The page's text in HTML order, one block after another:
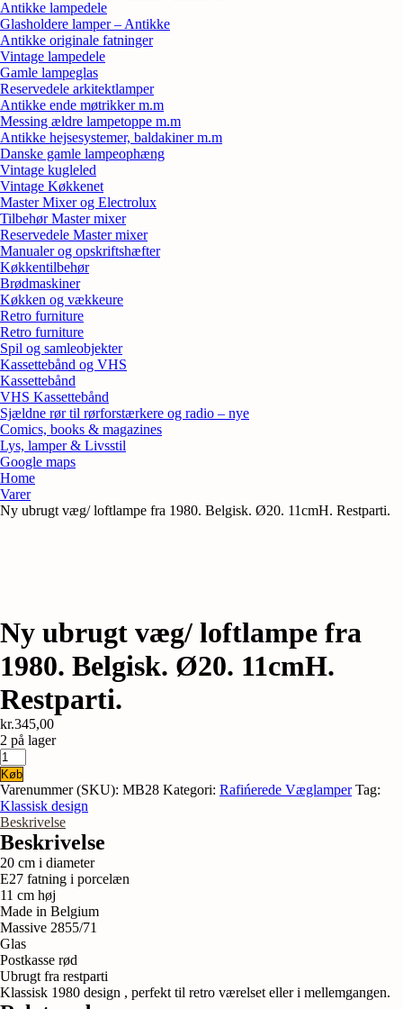
Antikke lampedele
Glasholdere lamper – Antikke
Antikke originale fatninger
Vintage lampedele
Gamle lampeglas
Reservedele arkitektlamper
Antikke ende møtrikker m.m
Messing ældre lampetoppe m.m
Antikke hejsesystemer, baldakiner m.m
Danske gamle lampeophæng
Vintage kugleled
Vintage Køkkenet
Master Mixer og Electrolux
Tilbehør Master mixer
Reservedele Master mixer
Manualer og opskriftshæfter
Køkkentilbehør
Brødmaskiner
Køkken og vækkeure
Retro furniture
Retro furniture
Spil og samleobjekter
Kassettebånd og VHS
Kassettebånd
VHS Kassettebånd
Sjældne rør til rørforstærkere og radio – nye
Comics, books & magazines
Lys, lamper & Livsstil
Google maps
Home
Varer
Ny ubrugt væg/ loftlampe fra 1980. Belgisk. Ø20. 11cmH. Restparti.
Ny ubrugt væg/ loftlampe fra
1980. Belgisk. Ø20. 11cmH.
Restparti.
kr.345,00
2 på lager
Ny
ubrugt
væg/
loftlampe
fra
1980.
Belgisk.
Ø20.
11cmH.
Restparti.
antal
Køb
Varenummer (SKU): MB28 Kategori: Rafińerede Væglamper Tag:
Klassisk design
Beskrivelse
Beskrivelse
20 cm i diameter
E27 fatning i porcelæn
11 cm høj
Made in Belgium
Massive 2855/71
Glas
Postkasse rød
Ubrugt fra restparti
Klassisk 1980 design , perfekt til retro værelset eller i mellemgangen.